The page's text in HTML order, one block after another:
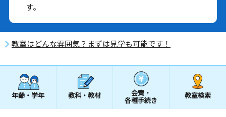
す。
教室はどんな雰囲気？まずは見学も可能です！
年齢・学年 教科・教材 会費・
各種手続き
教室検索